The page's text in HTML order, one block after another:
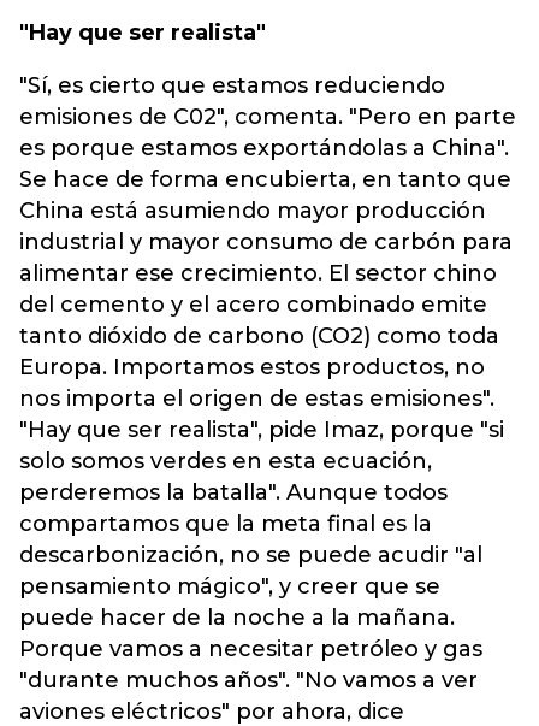
"Hay que ser realista"
"Sí, es cierto que estamos reduciendo
emisiones de C02", comenta. "Pero en parte
es porque estamos exportándolas a China".
Se hace de forma encubierta, en tanto que
China está asumiendo mayor producción
industrial y mayor consumo de carbón para
alimentar ese crecimiento. El sector chino
del cemento y el acero combinado emite
tanto dióxido de carbono (CO2) como toda
Europa. Importamos estos productos, no
nos importa el origen de estas emisiones".
"Hay que ser realista", pide Imaz, porque "si
solo somos verdes en esta ecuación,
perderemos la batalla". Aunque todos
compartamos que la meta final es la
descarbonización, no se puede acudir "al
pensamiento mágico", y creer que se
puede hacer de la noche a la mañana.
Porque vamos a necesitar petróleo y gas
"durante muchos años". "No vamos a ver
aviones eléctricos" por ahora, dice